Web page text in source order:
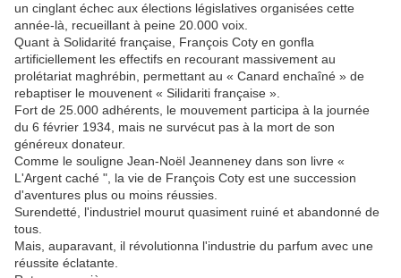
un cinglant échec aux élections législatives organisées cette
année-là, recueillant à peine 20.000 voix.
Quant à Solidarité française, François Coty en gonfla
artificiellement les effectifs en recourant massivement au
prolétariat maghrébin, permettant au « Canard enchaîné » de
rebaptiser le mouvenent « Silidariti française ».
Fort de 25.000 adhérents, le mouvement participa à la journée
du 6 février 1934, mais ne survécut pas à la mort de son
généreux donateur.
Comme le souligne Jean-Noël Jeanneney dans son livre «
L'Argent caché ", la vie de François Coty est une succession
d'aventures plus ou moins réussies.
Surendetté, l'industriel mourut quasiment ruiné et abandonné de
tous.
Mais, auparavant, il révolutionna l'industrie du parfum avec une
réussite éclatante.